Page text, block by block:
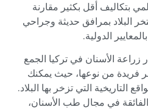
بتكاليف أقل بكثير مقارنة
البلاد بمرافق حديثة وجراحي
الدولية.
زراعة الأسنان في تركيا الجمع
فريدة من نوعها، حيث يمكنك
التاريخية التي تزخر بها البلاد.
في مجال طب الأسنان،